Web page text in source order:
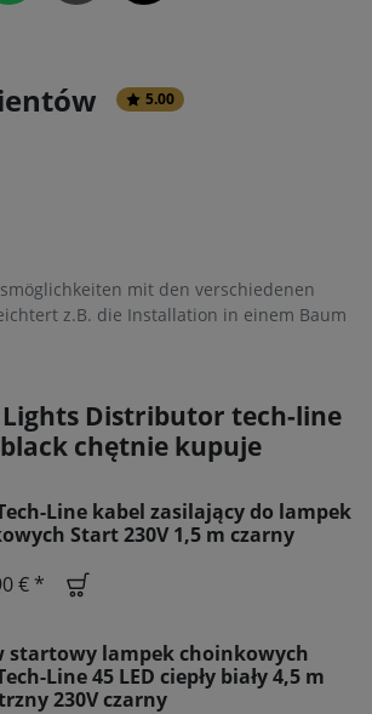
5.00
mit den verschiedenen
z.B. die Installation in einem Baum
Distributor tech-line
chętnie kupuje
Line kabel zasilający do lampek
Start 230V 1,5 m czarny
€ *
startowy lampek choinkowych
Line 45 LED ciepły biały 4,5 m
230V czarny